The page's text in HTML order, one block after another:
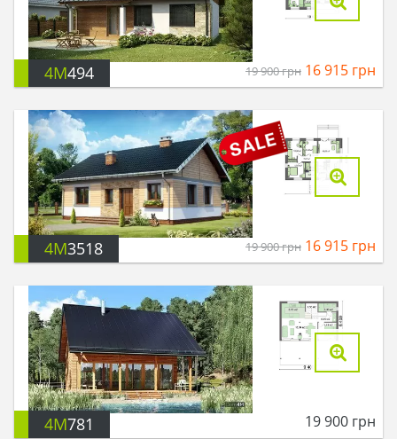
4M494 19 900грн 16 915 грн
4M3518 19 900грн 16 915 грн
4M781 19 900 грн